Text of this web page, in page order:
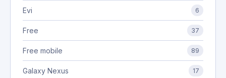
Evi 6
Free 37
Free mobile 89
Galaxy Nexus 17